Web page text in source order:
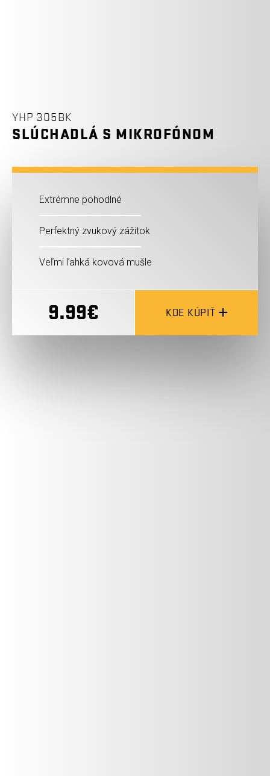
YHP 305BK
SLÚCHADLÁ S MIKROFÓNOM
Extrémne pohodlné
Perfektný zvukový zážitok
Veľmi ľahká kovová mušle
9.99€ KDE KÚPIŤ